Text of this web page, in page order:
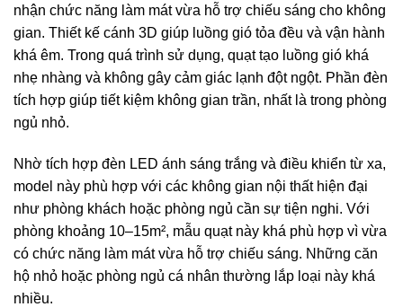
nhận chức năng làm mát vừa hỗ trợ chiếu sáng cho không
gian. Thiết kế cánh 3D giúp luồng gió tỏa đều và vận hành
khá êm. Trong quá trình sử dụng, quạt tạo luồng gió khá
nhẹ nhàng và không gây cảm giác lạnh đột ngột. Phần đèn
tích hợp giúp tiết kiệm không gian trần, nhất là trong phòng
ngủ nhỏ.
Nhờ tích hợp đèn LED ánh sáng trắng và điều khiển từ xa,
model này phù hợp với các không gian nội thất hiện đại
như phòng khách hoặc phòng ngủ cần sự tiện nghi. Với
phòng khoảng 10–15m², mẫu quạt này khá phù hợp vì vừa
có chức năng làm mát vừa hỗ trợ chiếu sáng. Những căn
hộ nhỏ hoặc phòng ngủ cá nhân thường lắp loại này khá
nhiều.